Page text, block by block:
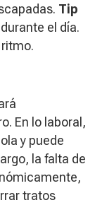
Tip
el día.
En lo laboral,
y puede
la falta de
tratos